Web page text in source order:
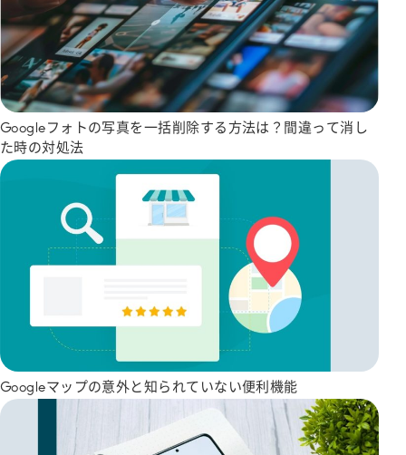
Googleフォトの写真を一括削除する方法は？間違って消し
た時の対処法
Googleマップの意外と知られていない便利機能